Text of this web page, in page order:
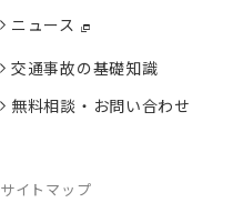
ニュース
交通事故の基礎知識
無料相談・お問い合わせ
サイトマップ